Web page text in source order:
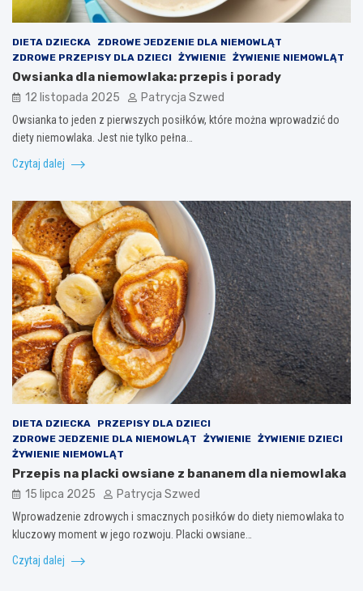
DIETA DZIECKA
ZDROWE JEDZENIE DLA NIEMOWLĄT
ZDROWE PRZEPISY DLA DZIECI
ŻYWIENIE ŻYWIENIE NIEMOWLĄT
Owsianka dla niemowlaka: przepis i porady
12 listopada 2025 Patrycja Szwed
Owsianka to jeden z pierwszych posiłków, które można wprowadzić do
diety niemowlaka. Jest nie tylko pełna…
Czytaj dalej
DIETA DZIECKA
PRZEPISY DLA DZIECI
ZDROWE JEDZENIE DLA NIEMOWLĄT
ŻYWIENIE ŻYWIENIE DZIECI
ŻYWIENIE NIEMOWLĄT
Przepis na placki owsiane z bananem dla niemowlaka
15 lipca 2025 Patrycja Szwed
Wprowadzenie zdrowych i smacznych posiłków do diety niemowlaka to
kluczowy moment w jego rozwoju. Placki owsiane…
Czytaj dalej